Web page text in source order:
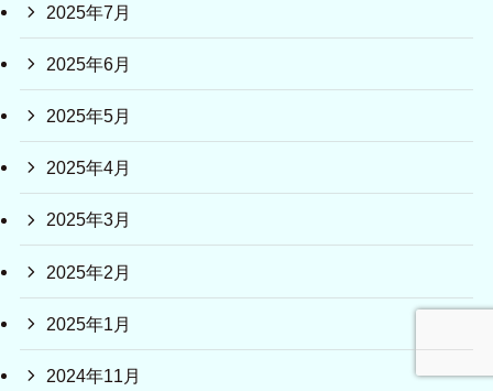
2025年7月
2025年6月
2025年5月
2025年4月
2025年3月
2025年2月
2025年1月
2024年11月